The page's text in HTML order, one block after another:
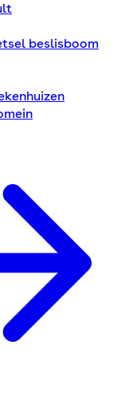
beslisboom